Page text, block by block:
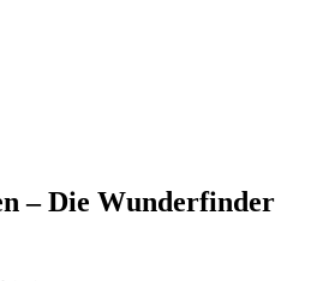
– Die Wunderfinder